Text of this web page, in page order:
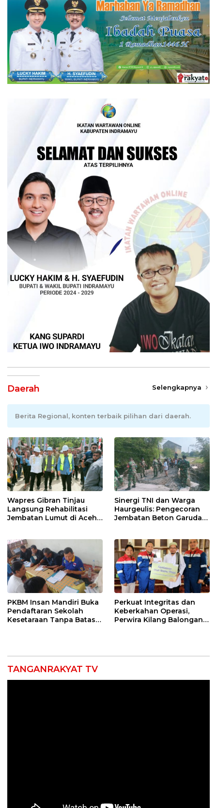
Daerah Selengkapnya
Berita Regional, konten terbaik pilihan dari daerah.
Wapres Gibran Tinjau
Langsung Rehabilitasi
Jembatan Lumut di Aceh
Sinergi TNI dan Warga
Haurgeulis: Pengecoran
Jembatan Beton Garuda
PKBM Insan Mandiri Buka
Pendaftaran Sekolah
Kesetaraan Tanpa Batas
Perkuat Integritas dan
Keberkahan Operasi,
Perwira Kilang Balongan
TANGANRAKYAT TV